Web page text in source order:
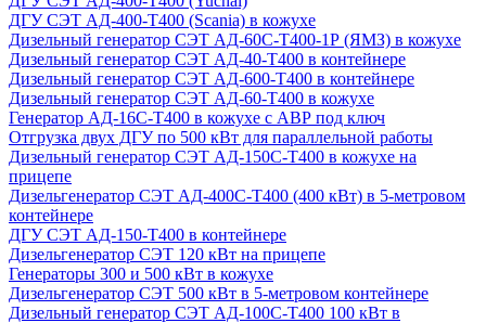
ДГУ СЭТ АД-400-Т400 (Scania) в кожухе
Дизельный генератор СЭТ АД-60С-Т400-1Р (ЯМЗ) в кожухе
Дизельный генератор СЭТ АД-40-Т400 в контейнере
Дизельный генератор СЭТ АД-600-Т400 в контейнере
Дизельный генератор СЭТ АД-60-Т400 в кожухе
Генератор АД-16С-Т400 в кожухе с АВР под ключ
Отгрузка двух ДГУ по 500 кВт для параллельной работы
Дизельный генератор СЭТ АД-150С-Т400 в кожухе на
прицепе
Дизельгенератор СЭТ АД-400С-Т400 (400 кВт) в 5-метровом
контейнере
ДГУ СЭТ АД-150-Т400 в контейнере
Дизельгенератор СЭТ 120 кВт на прицепе
Генераторы 300 и 500 кВт в кожухе
Дизельгенератор СЭТ 500 кВт в 5-метровом контейнере
Дизельный генератор СЭТ АД-100С-Т400 100 кВт в